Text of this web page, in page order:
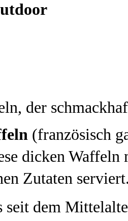
der
(französisch
dicken
Zutaten
seit dem